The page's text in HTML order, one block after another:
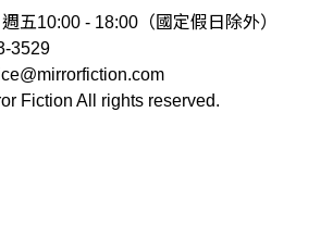
五10:00 - 18:00（國定假日除外）
3529
Fiction All rights reserved.